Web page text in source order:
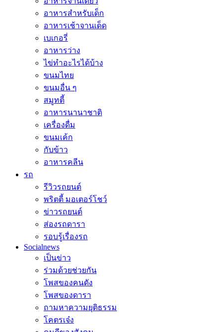
อาหารสำหรับเด็ก
อาหารเช้าจานเด็ด
เบเกอรี่
อาหารว่าง
ไข่ทำอะไรได้บ้าง
ขนมไทย
ขนมอื่น ๆ
สมูทตี้
อาหารนานาชาติ
เครื่องดื่ม
ขนมเค้ก
กับข้าว
อาหารคลีน
รถ
รีวิวรถยนต์
พริตตี้ มอเตอร์โชว์
ข่าวรถยนต์
ส่องรถดารา
รอบรู้เรื่องรถ
Socialnews
เป็นข่าว
ร่วมด้วยช่วยกัน
โพสของคนดัง
โพสของดารา
ถามหาความยุติธรรม
โคตรเจ๋ง